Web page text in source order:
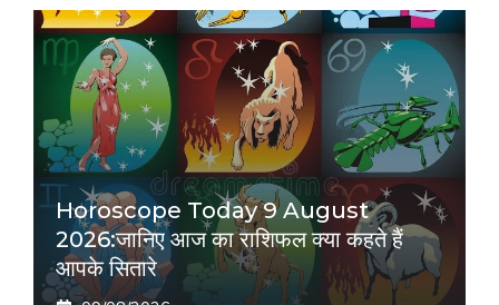
Horoscope Today 9 August
2026:जानिए आज का राशिफल क्या कहते हैं
आपके सितारे